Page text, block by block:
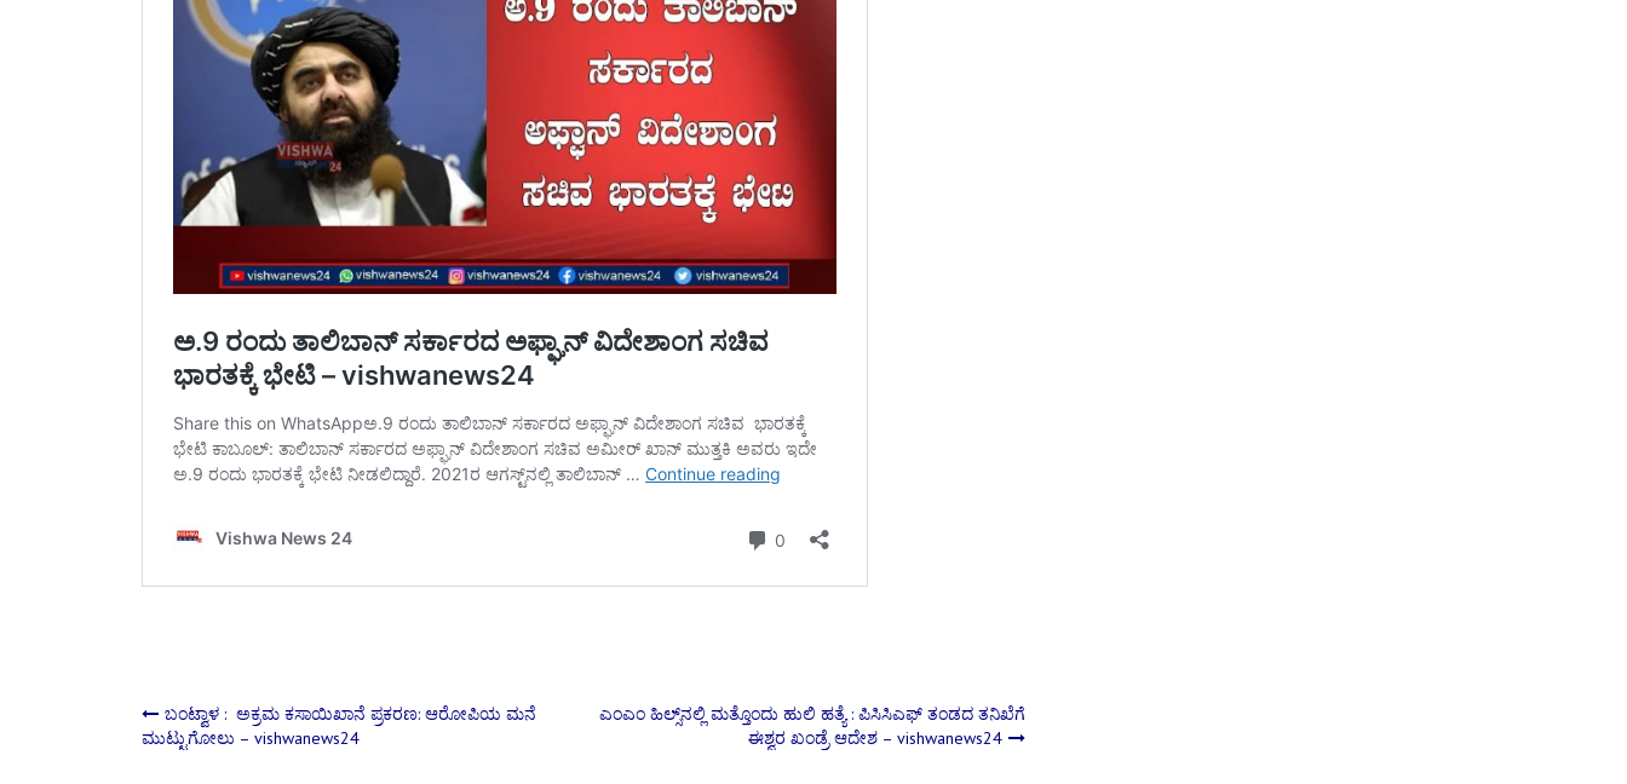
Post
ಬಂಟ್ವಾಳ : ಅಕ್ರಮ ಕಸಾಯಿಖಾನೆ ಪ್ರಕರಣ: ಆರೋಪಿಯ ಮನೆ
ಮುಟ್ಟುಗೋಲು – vishwanews24
ಎಂಎಂ ಹಿಲ್ಸ್‌ನಲ್ಲಿ ಮತ್ತೊಂದು ಹುಲಿ ಹತ್ಯೆ : ಪಿಸಿಸಿಎಫ್ ತಂಡದ ತನಿಖೆಗೆ
ಈಶ್ವರ ಖಂಡ್ರೆ ಆದೇಶ – vishwanews24